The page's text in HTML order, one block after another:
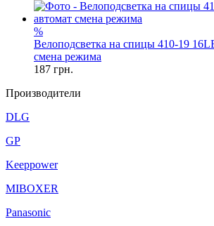
%
Велоподсветка на спицы 410-19
смена режима
187 грн.
Производители
DLG
GP
Keeppower
MIBOXER
Panasonic